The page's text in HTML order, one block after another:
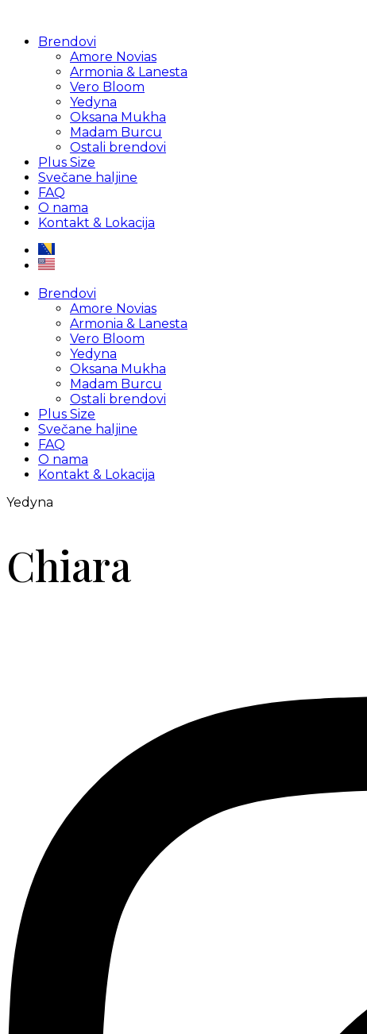
Brendovi
Amore Novias
Armonia & Lanesta
Vero Bloom
Yedyna
Oksana Mukha
Madam Burcu
Ostali brendovi
Plus Size
Svečane haljine
FAQ
O nama
Kontakt & Lokacija
Brendovi
Amore Novias
Armonia & Lanesta
Vero Bloom
Yedyna
Oksana Mukha
Madam Burcu
Ostali brendovi
Plus Size
Svečane haljine
FAQ
O nama
Kontakt & Lokacija
Yedyna
Chiara